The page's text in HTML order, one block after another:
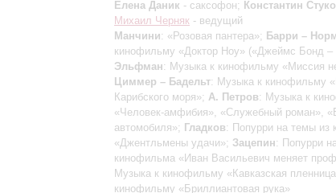
Елена Даник - саксофон; Константин
Михаил Черняк - ведущий
Манчини: «Розовая пантера»; Барри –
кинофильму «Доктор Ноу» («Джеймс Бонд –
Эльфман: Музыка к кинофильму «Миссия
Циммер – Бадельт: Музыка к кинофильму
Карибского моря»; А. Петров: Музыка к
«Человек-амфибия», «Служебный роман»,
автомобиля»; Гладков: Попурри на темы из
«Джентльмены удачи»; Зацепин: Попурри
кинофильма «Иван Васильевич меняет
Музыка к кинофильму «Кавказская
кинофильму «Бриллиантовая рука»